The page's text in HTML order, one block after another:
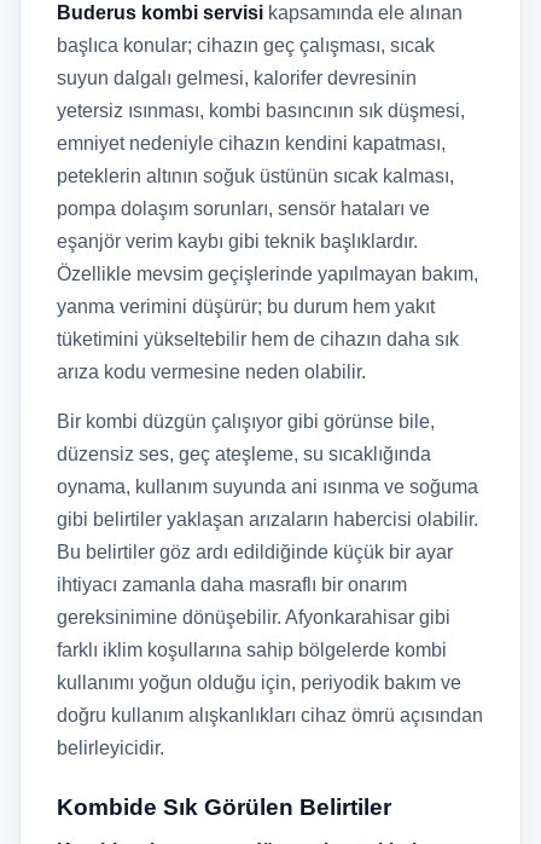
Buderus kombi servisi kapsamında ele alınan
başlıca konular; cihazın geç çalışması, sıcak
suyun dalgalı gelmesi, kalorifer devresinin
yetersiz ısınması, kombi basıncının sık düşmesi,
emniyet nedeniyle cihazın kendini kapatması,
peteklerin altının soğuk üstünün sıcak kalması,
pompa dolaşım sorunları, sensör hataları ve
eşanjör verim kaybı gibi teknik başlıklardır.
Özellikle mevsim geçişlerinde yapılmayan bakım,
yanma verimini düşürür; bu durum hem yakıt
tüketimini yükseltebilir hem de cihazın daha sık
arıza kodu vermesine neden olabilir.
Bir kombi düzgün çalışıyor gibi görünse bile,
düzensiz ses, geç ateşleme, su sıcaklığında
oynama, kullanım suyunda ani ısınma ve soğuma
gibi belirtiler yaklaşan arızaların habercisi olabilir.
Bu belirtiler göz ardı edildiğinde küçük bir ayar
ihtiyacı zamanla daha masraflı bir onarım
gereksinimine dönüşebilir. Afyonkarahisar gibi
farklı iklim koşullarına sahip bölgelerde kombi
kullanımı yoğun olduğu için, periyodik bakım ve
doğru kullanım alışkanlıkları cihaz ömrü açısından
belirleyicidir.
Kombide Sık Görülen Belirtiler